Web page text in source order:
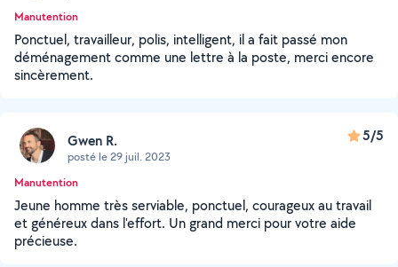
Manutention
Ponctuel, travailleur, polis, intelligent, il a fait passé mon
déménagement comme une lettre à la poste, merci encore
sincèrement.
Gwen R.
posté le 29 juil. 2023
5/5
Manutention
Jeune homme très serviable, ponctuel, courageux au travail
et généreux dans l'effort. Un grand merci pour votre aide
précieuse.